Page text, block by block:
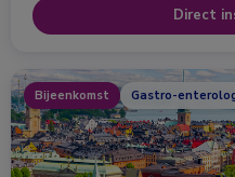
Direct
Bijeenkomst Gastro-